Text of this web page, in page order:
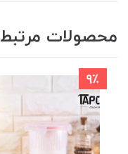
محصولات مرتبط
9٪